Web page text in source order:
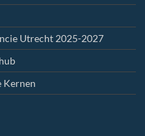
Utrecht 2025-2027
Kernen